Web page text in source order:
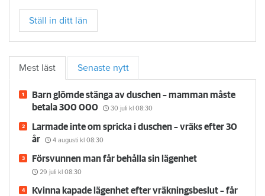
Ställ in ditt län
Mest läst Senaste nytt
Barn glömde stänga av duschen – mamman måste
betala 300 000
30 juli kl 08:30
Larmade inte om spricka i duschen – vräks efter 30
år
4 augusti kl 08:30
Försvunnen man får behålla sin lägenhet
29 juli kl 08:30
Kvinna kapade lägenhet efter vräkningsbeslut – får